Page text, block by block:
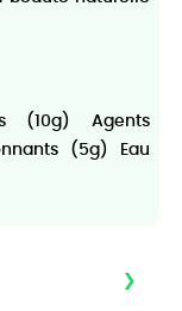
(10g) Agents
(5g) Eau
›